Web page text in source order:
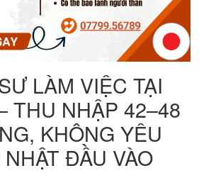
LÀM VIỆC TẠI
THU NHẬP 42–48
KHÔNG YÊU
ĐẦU VÀO